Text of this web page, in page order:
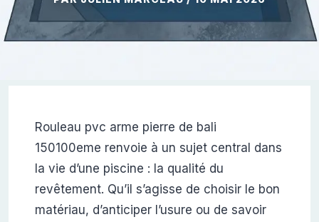
Rouleau pvc arme pierre de bali
150100eme renvoie à un sujet central dans
la vie d’une piscine : la qualité du
revêtement. Qu’il s’agisse de choisir le bon
matériau, d’anticiper l’usure ou de savoir